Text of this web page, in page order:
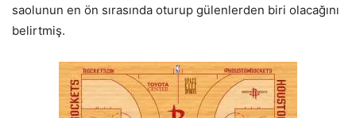
saolunun en ön sırasında oturup gülenlerden biri olacağını
belirtmiş.